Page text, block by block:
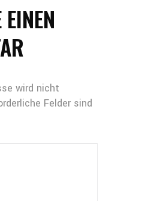
wird nicht
Felder sind